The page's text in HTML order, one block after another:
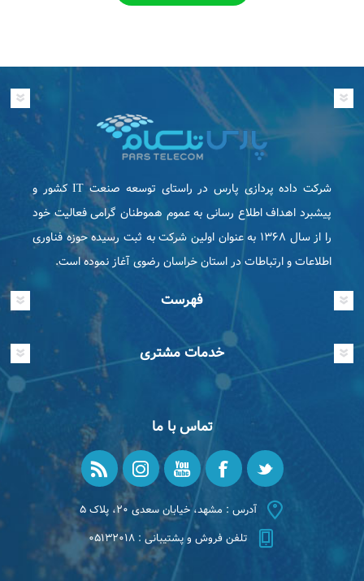
شرکت داده پردازی پارس در راستای توسعه صنعت IT كشور و
پیشبرد اهداف اطلاع رسانی به عموم هموطنان گرامی فعاليت خود
را از سال ۱۳۶۸ به عنوان اولین شرکت به ثبت رسیده حوزه فناوری
اطلاعات و ارتباطات در استان خراسان رضوی آغاز نموده است.
فهرست
خدمات مشتری
تماس با ما
آدرس : مشهد، خیابان سعدی ۲۰، پلاک ۵
تلفن فروش و پشتیبانی : ۰۵۱۳۲۰۱۸